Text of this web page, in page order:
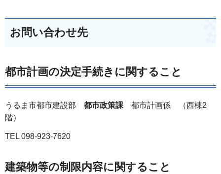
お問い合わせ先
都市計画の決定手続きに関すること
うるま市都市建設部 都市政策課 都市計画係 （西棟2
階）
TEL 098-923-7620
建築物等の制限内容に関すること